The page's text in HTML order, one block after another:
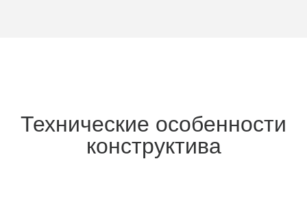
Технические особенности
конструктива